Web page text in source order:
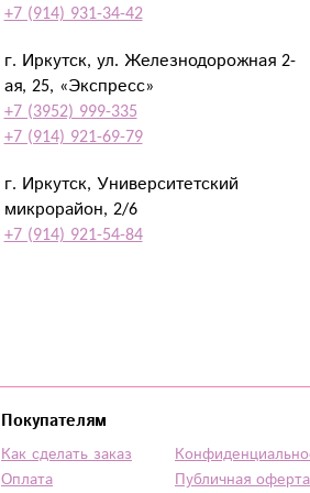
+7 (914) 931-34-42
г. Иркутск, ул. Железнодорожная 2-
ая, 25, «Экспресс»
+7 (3952) 999-335
+7 (914) 921-69-79
г. Иркутск, Университетский
микрорайон, 2/6
+7 (914) 921-54-84
Покупателям
Как сделать заказ
Оплата
Публичная оферта